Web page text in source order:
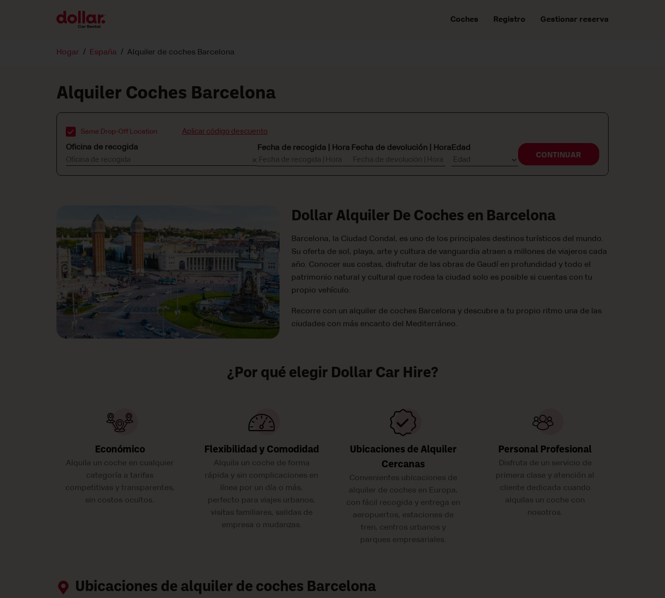
Coches Registro Gestionar reserva
Hogar España Alquiler de coches Barcelona
Alquiler Coches Barcelona
Same Drop-Off Location Aplicar código descuento
Oficina de recogida Fecha de recogida | Hora Fecha de devolución | Hora Edad
CONTINUAR
Dollar Alquiler De Coches en Barcelona
Barcelona, la Ciudad Condal, es uno de los principales destinos turísticos del mundo.
Su oferta de sol, playa, arte y cultura de vanguardia atraen a millones de viajeros cada
año. Conocer sus costas, disfrutar de las obras de Gaudí en profundidad y todo el
patrimonio natural y cultural que rodea la ciudad solo es posible si cuentas con tu
propio vehículo.
Recorre con un alquiler de coches Barcelona y descubre a tu propio ritmo una de las
ciudades con más encanto del Mediterráneo.
¿Por qué elegir Dollar Car Hire?
Económico
Alquila un coche en cualquier
categoría a tarifas
competitivas y transparentes,
sin costos ocultos.
Flexibilidad y Comodidad
Alquila un coche de forma
rápida y sin complicaciones en
línea por un día o más,
perfecto para viajes urbanos,
visitas familiares, salidas de
empresa o mudanzas.
Ubicaciones de Alquiler
Cercanas
Convenientes ubicaciones de
alquiler de coches en Europa,
con fácil recogida y entrega en
aeropuertos, estaciones de
tren, centros urbanos y
parques empresariales.
Personal Profesional
Disfruta de un servicio de
primera clase y atención al
cliente dedicada cuando
alquilas un coche con
nosotros.
Ubicaciones de alquiler de coches Barcelona